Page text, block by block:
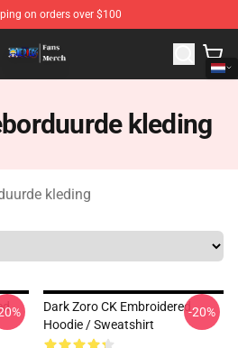
on orders over $100
One Piece Merchandise Shop
kleding
kleding
Dark Zoro CK Embroidered
Hoodie / Sweatshirt
-20%